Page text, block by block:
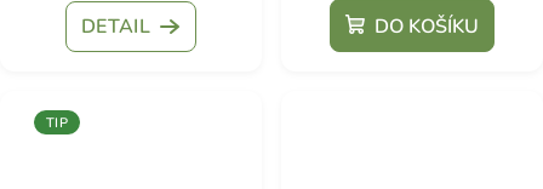
DETAIL DO KOŠÍKU
TIP